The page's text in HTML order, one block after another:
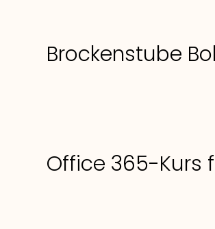
Brockenstube
Office 365-Kurs